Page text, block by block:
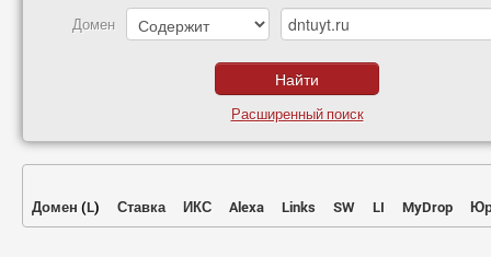
Домен
Расширенный поиск
Домен (L) Ставка ИКС Alexa Links SW LI MyDrop